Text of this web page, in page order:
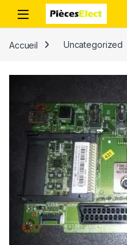
Accueil Uncategorized